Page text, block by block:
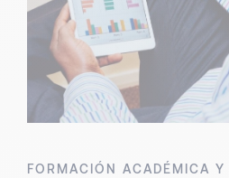
FORMACIÓN ACADÉMICA Y